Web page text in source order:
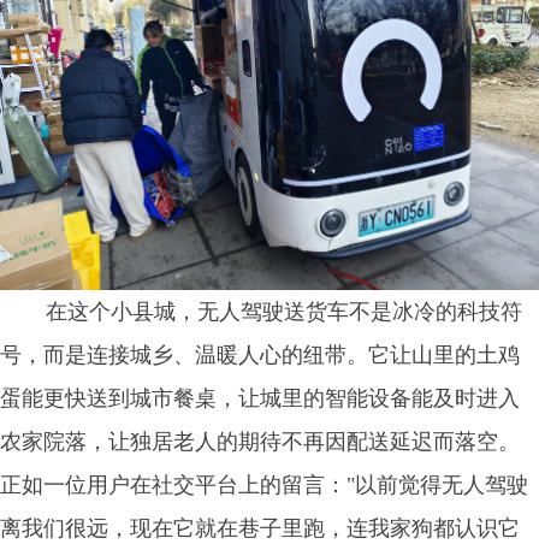
在这个小县城，无人驾驶送货车不是冰冷的科技符
号，而是连接城乡、温暖人心的纽带。它让山里的土鸡
蛋能更快送到城市餐桌，让城里的智能设备能及时进入
农家院落，让独居老人的期待不再因配送延迟而落空。
正如一位用户在社交平台上的留言："以前觉得无人驾驶
离我们很远，现在它就在巷子里跑，连我家狗都认识它